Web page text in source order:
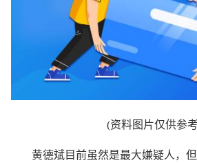
(资料图片仅供参
黄德斌目前虽然是最大嫌疑人，